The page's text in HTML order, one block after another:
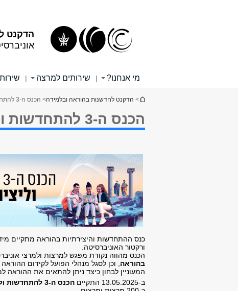
הדקנט
מי אנחנו? | שירותים למרצה |
הינך נמצא כאן
> הדקנט לחדשנות בהוראה ובלמידה> הכנס ה-3 להתחדשות וליצירתיות בהוראה (13/05/2025)
הכנס ה-3 להתחדשות וליצירתיות בהוראה (13/05/2025)
כנס ההתחדשות והיצירתיות בהוראה מתקיים
ורקטור האוניברסיטה.
הכנס מהווה נקודת מפגש למרצות ולמרצי
בהוראה , וכן לסגל מנהלי הפועל לקידום
המעוניין לבחון כיצד ניתן להתאים את ההוראה
ב-13.05.2025 התקיים
הכנס ה-3 להתחדשות וליצירתיות בהוראה